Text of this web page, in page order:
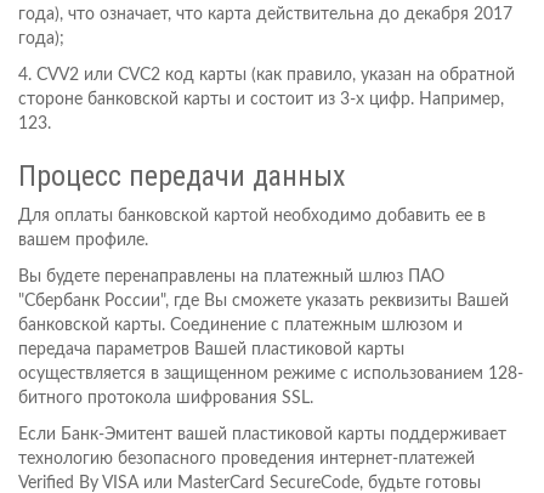
года), что означает, что карта действительна до декабря 2017
года);
4. CVV2 или CVC2 код карты (как правило, указан на обратной
стороне банковской карты и состоит из 3-х цифр. Например,
123.
Процесс передачи данных
Для оплаты банковской картой необходимо добавить ее в
вашем профиле.
Вы будете перенаправлены на платежный шлюз ПАО
"Сбербанк России", где Вы сможете указать реквизиты Вашей
банковской карты. Соединение с платежным шлюзом и
передача параметров Вашей пластиковой карты
осуществляется в защищенном режиме с использованием 128-
битного протокола шифрования SSL.
Если Банк-Эмитент вашей пластиковой карты поддерживает
технологию безопасного проведения интернет-платежей
Verified By VISA или MasterCard SecureCode, будьте готовы